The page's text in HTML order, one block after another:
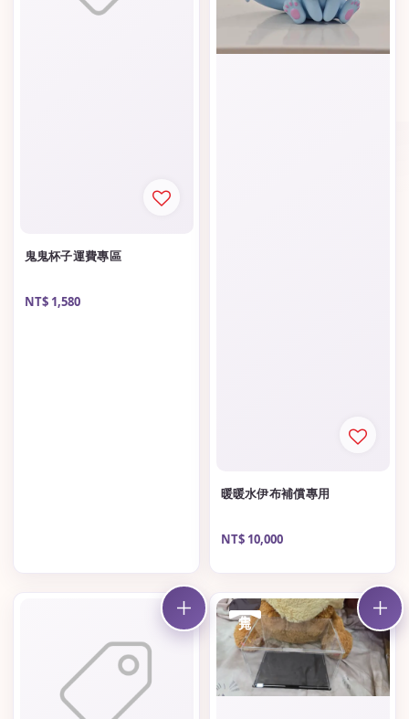
鬼鬼杯子運費專區
Regular
NT$ 1,580
暖暖水伊布補償專用
Regular
NT$ 10,000